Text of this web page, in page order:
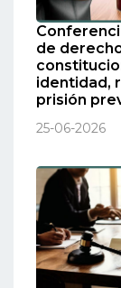
de
identidad,
prisión
25-06-2026